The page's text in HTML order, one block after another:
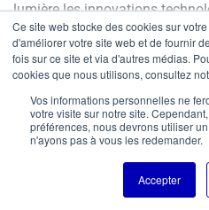
Ce site web stocke des cookies sur
d'améliorer votre site web et de fournir
fois sur ce site et via d'autres médias.
cookies que nous utilisons, consultez
Vos informations personnelles ne
votre visite sur notre site.
préférences, nous devrons utiliser
n'ayons pas à vous les redemander.
Accepter
lumière les innovations
récentes et les dernières
blog de Laval Virtual
mieux comprendre et mieux
immersives, les intégrer à leur
encore anticiper leurs